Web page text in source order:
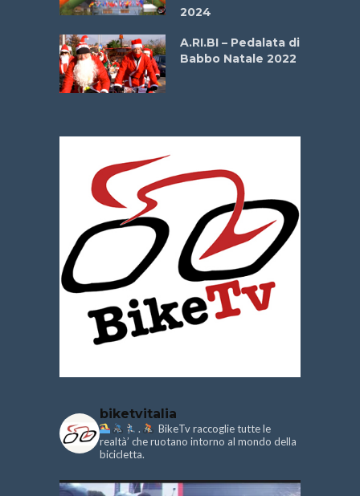
2024
A.RI.BI – Pedalata di
Babbo Natale 2022
biketvitalia
.
BikeTv raccoglie tutte le
realtà’ che ruotano intorno al mondo della
bicicletta.